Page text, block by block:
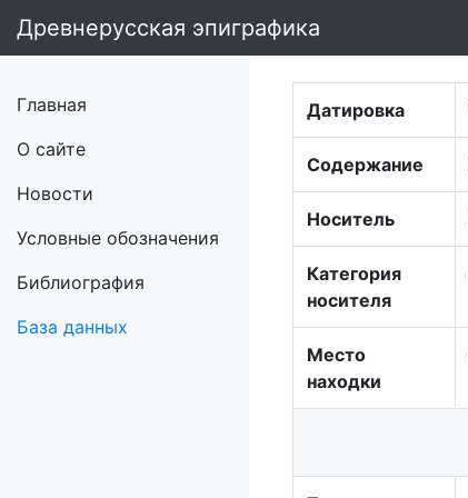
Древнерусская эпиграфика
Главная
О сайте
Новости
Условные обозначения
Библиография
База данных
Датировка
Содержание
Носитель
Категория
носителя
Место
находки